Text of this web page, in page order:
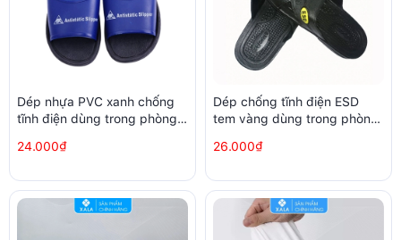
Dép nhựa PVC xanh chống
tĩnh điện dùng trong phòng
24.000₫
Dép chống tĩnh điện ESD
tem vàng dùng trong phòng
26.000₫